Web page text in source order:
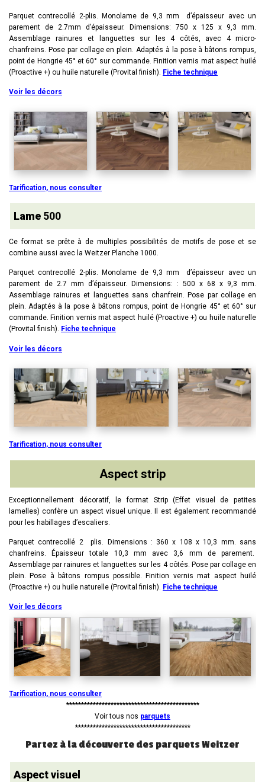
Parquet contrecollé 2-plis. Monolame de 9,3 mm d’épaisseur avec un
parement de 2.7mm d’épaisseur. Dimensions: 750 x 125 x 9,3 mm.
Assemblage rainures et languettes sur les 4 côtés, avec 4 micro-
chanfreins. Pose par collage en plein. Adaptés à la pose à bâtons rompus,
point de Hongrie 45° et 60° sur commande. Finition vernis mat aspect huilé
(Proactive +) ou huile naturelle (Provital finish). Fiche technique
Voir les décors
Tarification, nous consulter
Lame 500
Ce format se prête à de multiples possibilités de motifs de pose et se
combine aussi avec la Weitzer Planche 1000.
Parquet contrecollé 2-plis. Monolame de 9,3 mm d’épaisseur avec un
parement de 2.7 mm d’épaisseur. Dimensions: : 500 x 68 x 9,3 mm.
Assemblage rainures et languettes sans chanfrein. Pose par collage en
plein. Adaptés à la pose à bâtons rompus, point de Hongrie 45° et 60° sur
commande. Finition vernis mat aspect huilé (Proactive +) ou huile naturelle
(Provital finish). Fiche technique
Voir les décors
Tarification, nous consulter
Aspect strip
Exceptionnellement décoratif, le format Strip (Effet visuel de petites
lamelles) confère un aspect visuel unique. Il est également recommandé
pour les habillages d’escaliers.
Parquet contrecollé 2 plis. Dimensions : 360 x 108 x 10,3 mm. sans
chanfreins. Épaisseur totale 10,3 mm avec 3,6 mm de parement.
Assemblage par rainures et languettes sur les 4 côtés. Pose par collage en
plein. Pose à bâtons rompus possible. Finition vernis mat aspect huilé
(Proactive +) ou huile naturelle (Provital finish). Fiche technique
Voir les décors
Tarification, nous consulter
*********************************************
Voir tous nos parquets
***************************************
Partez à la découverte des parquets Weitzer
Aspect visuel